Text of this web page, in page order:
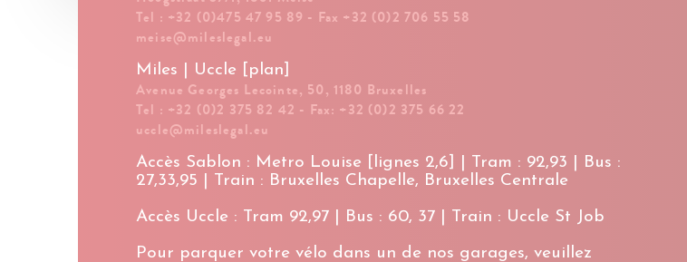
Tel : +32 (0)475 47 95 89 - Fax +32 (0)2 706 55 58
meise@mileslegal.eu
Miles | Uccle [plan]
Avenue Georges Lecointe, 50, 1180 Bruxelles
Tel : +32 (0)2 375 82 42 - Fax: +32 (0)2 375 66 22
uccle@mileslegal.eu
Accès Sablon : Metro Louise [lignes 2,6] | Tram : 92,93 | Bus :
27,33,95 | Train : Bruxelles Chapelle, Bruxelles Centrale
Accès Uccle : Tram 92,97 | Bus : 60, 37 | Train : Uccle St Job
Pour parquer votre vélo dans un de nos garages, veuillez